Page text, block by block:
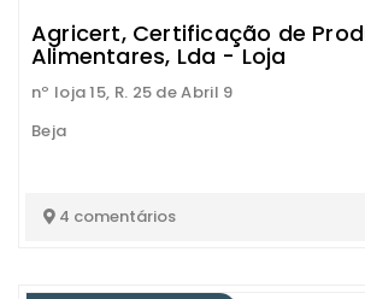
Agricert, Certificação de
Alimentares, Lda - Loja
nº loja 15, R. 25 de Abril 9
Beja
4 comentários